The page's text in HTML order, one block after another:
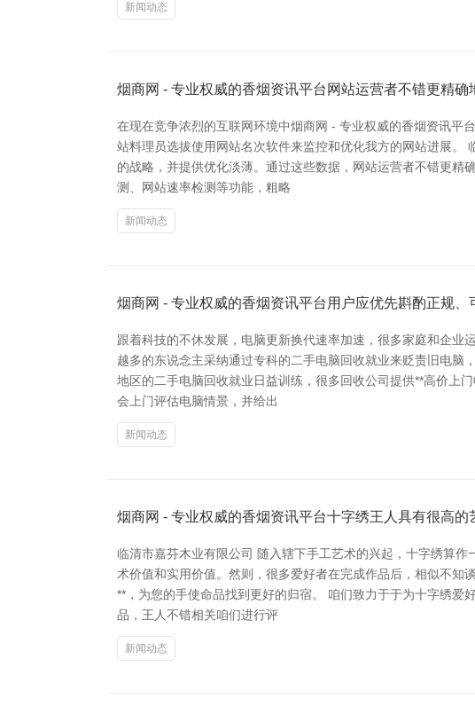
新闻动态
烟商网 - 专业权威的香烟资讯平台网站运营者不错更精确
在现在竞争浓烈的互联网环境中烟商网 - 专业权威的香烟资讯平
站料理员选拔使用网站名次软件来监控和优化我方的网站进展
的战略，并提供优化淡薄。通过这些数据，网站运营者不错更
测、网站速率检测等功能，粗略
新闻动态
烟商网 - 专业权威的香烟资讯平台用户应优先斟酌正规、
跟着科技的不休发展，电脑更新换代速率加速，很多家庭和企
越多的东说念主采纳通过专科的二手电脑回收就业来贬责旧电
地区的二手电脑回收就业日益训练，很多回收公司提供**高价上
会上门评估电脑情景，并给出
新闻动态
烟商网 - 专业权威的香烟资讯平台十字绣王人具有很高的
临清市嘉芬木业有限公司 随入辖下手工艺术的兴起，十字绣算
术价值和实用价值。然则，很多爱好者在完成作品后，相似不知
**，为您的手使命品找到更好的归宿。 咱们致力于于为十字绣爱
品，王人不错相关咱们进行评
新闻动态